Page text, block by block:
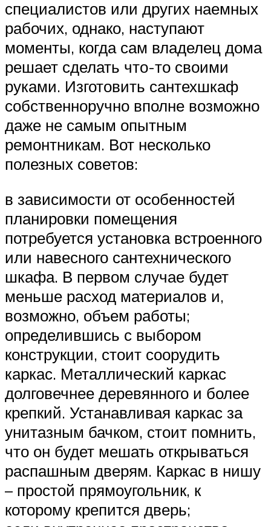
специалистов или других наемных
рабочих, однако, наступают
моменты, когда сам владелец дома
решает сделать что-то своими
руками. Изготовить сантехшкаф
собственноручно вполне возможно
даже не самым опытным
ремонтникам. Вот несколько
полезных советов:
в зависимости от особенностей
планировки помещения
потребуется установка встроенного
или навесного сантехнического
шкафа. В первом случае будет
меньше расход материалов и,
возможно, объем работы;
определившись с выбором
конструкции, стоит соорудить
каркас. Металлический каркас
долговечнее деревянного и более
крепкий. Устанавливая каркас за
унитазным бачком, стоит помнить,
что он будет мешать открываться
распашным дверям. Каркас в нишу
– простой прямоугольник, к
которому крепится дверь;